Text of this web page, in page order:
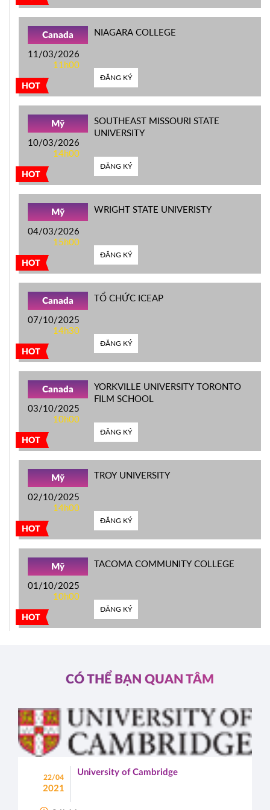
HOT
Canada
11/03/2026
11h00
NIAGARA COLLEGE
ĐĂNG KÝ
HOT
Mỹ
10/03/2026
14h00
SOUTHEAST MISSOURI STATE
UNIVERSITY
ĐĂNG KÝ
HOT
Mỹ
04/03/2026
15h00
WRIGHT STATE UNIVERISTY
ĐĂNG KÝ
HOT
Canada
07/10/2025
14h30
TỔ CHỨC ICEAP
ĐĂNG KÝ
HOT
Canada
03/10/2025
10h00
YORKVILLE UNIVERSITY TORONTO
FILM SCHOOL
ĐĂNG KÝ
HOT
Mỹ
02/10/2025
14h00
TROY UNIVERSITY
ĐĂNG KÝ
HOT
Mỹ
01/10/2025
10h00
TACOMA COMMUNITY COLLEGE
ĐĂNG KÝ
CÓ THỂ BẠN QUAN TÂM
22/04
2021
University of Cambridge